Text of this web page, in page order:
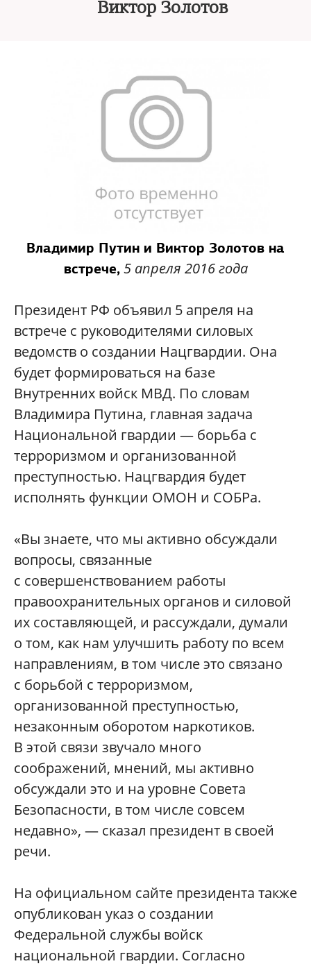
Виктор Золотов
Владимир Путин и Виктор Золотов на
встрече, 5 апреля 2016 года
Президент РФ объявил 5 апреля на
встрече с руководителями силовых
ведомств о создании Нацгвардии. Она
будет формироваться на базе
Внутренних войск МВД. По словам
Владимира Путина, главная задача
Национальной гвардии — борьба с
терроризмом и организованной
преступностью. Нацгвардия будет
исполнять функции ОМОН и СОБРа.
«Вы знаете, что мы активно обсуждали
вопросы, связанные
с совершенствованием работы
правоохранительных органов и силовой
их составляющей, и рассуждали, думали
о том, как нам улучшить работу по всем
направлениям, в том числе это связано
с борьбой с терроризмом,
организованной преступностью,
незаконным оборотом наркотиков.
В этой связи звучало много
соображений, мнений, мы активно
обсуждали это и на уровне Совета
Безопасности, в том числе совсем
недавно», — сказал президент в своей
речи.
На официальном сайте президента также
опубликован указ о создании
Федеральной службы войск
национальной гвардии. Согласно